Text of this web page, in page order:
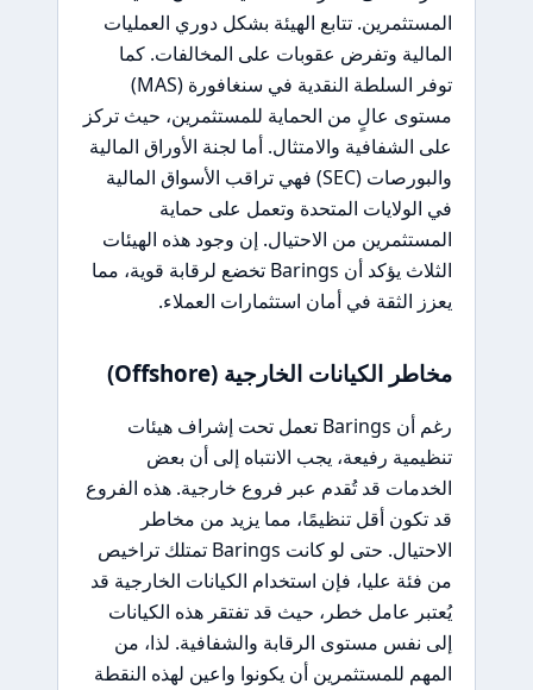
المستثمرين. تتابع الهيئة بشكل دوري العمليات
المالية وتفرض عقوبات على المخالفات. كما
توفر السلطة النقدية في سنغافورة (MAS)
مستوى عالٍ من الحماية للمستثمرين، حيث تركز
على الشفافية والامتثال. أما لجنة الأوراق المالية
والبورصات (SEC) فهي تراقب الأسواق المالية
في الولايات المتحدة وتعمل على حماية
المستثمرين من الاحتيال. إن وجود هذه الهيئات
الثلاث يؤكد أن Barings تخضع لرقابة قوية، مما
يعزز الثقة في أمان استثمارات العملاء.
مخاطر الكيانات الخارجية (Offshore)
رغم أن Barings تعمل تحت إشراف هيئات
تنظيمية رفيعة، يجب الانتباه إلى أن بعض
الخدمات قد تُقدم عبر فروع خارجية. هذه الفروع
قد تكون أقل تنظيمًا، مما يزيد من مخاطر
الاحتيال. حتى لو كانت Barings تمتلك تراخيص
من فئة عليا، فإن استخدام الكيانات الخارجية قد
يُعتبر عامل خطر، حيث قد تفتقر هذه الكيانات
إلى نفس مستوى الرقابة والشفافية. لذا، من
المهم للمستثمرين أن يكونوا واعين لهذه النقطة